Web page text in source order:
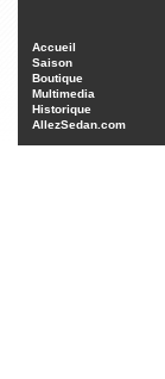
Accueil
Saison
Boutique
Multimedia
Historique
AllezSedan.com